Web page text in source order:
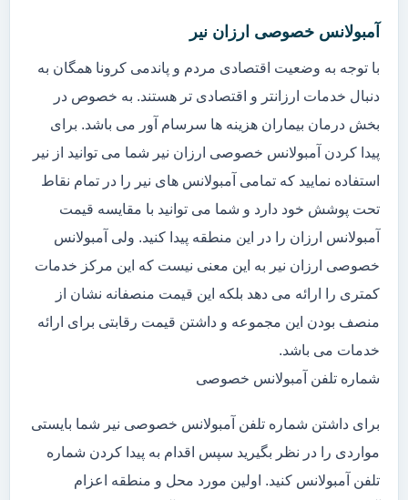
آمبولانس خصوصی ارزان نیر
با توجه به وضعیت اقتصادی مردم و پاندمی کرونا همگان به
دنبال خدمات ارزانتر و اقتصادی تر هستند. به خصوص در
بخش درمان بیماران هزینه ها سرسام آور می باشد. برای
پیدا کردن آمبولانس خصوصی ارزان نیر شما می توانید از نیر
استفاده نمایید که تمامی آمبولانس های نیر را در تمام نقاط
تحت پوشش خود دارد و شما می توانید با مقایسه قیمت
آمبولانس ارزان را در این منطقه پیدا کنید. ولی آمبولانس
خصوصی ارزان نیر به این معنی نیست که این مرکز خدمات
کمتری را ارائه می دهد بلکه این قیمت منصفانه نشان از
منصف بودن این مجموعه و داشتن قیمت رقابتی برای ارائه
خدمات می باشد.
شماره تلفن آمبولانس خصوصی
برای داشتن شماره تلفن آمبولانس خصوصی نیر شما بایستی
مواردی را در نظر بگیرید سپس اقدام به پیدا کردن شماره
تلفن آمبولانس کنید. اولین مورد محل و منطقه اعزام